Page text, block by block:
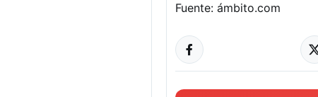
Fuente: ámbito.com